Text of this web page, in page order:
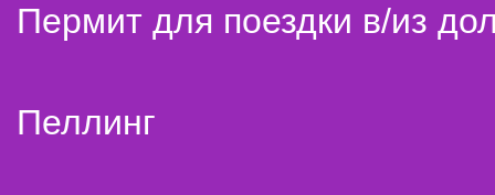
Пермит для поездки в/из
Пеллинг